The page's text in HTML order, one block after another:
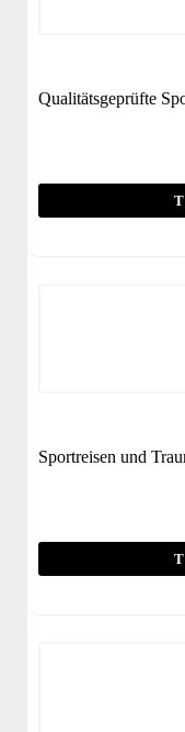
Qualitätsgeprüfte
Sportreisen und